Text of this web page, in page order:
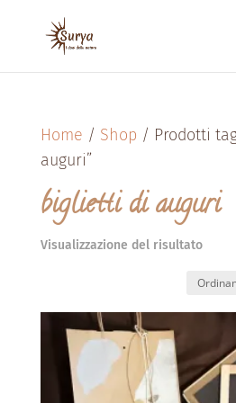
Home / Shop / Prodotti
auguri”
biglietti di auguri
Visualizzazione del risultato